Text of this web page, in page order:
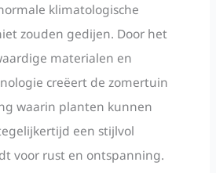
klimatologische
zouden gedijen. Door het
materialen en
creëert de zomertuin
waarin planten kunnen
een stijlvol
voor rust en ontspanning.